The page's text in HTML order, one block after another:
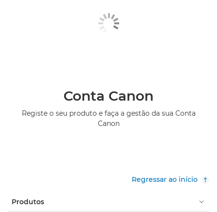
Conta Canon
Registe o seu produto e faça a gestão da sua Conta
Canon
Regressar ao início
Produtos